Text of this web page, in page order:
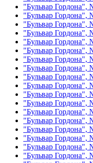
"Бульвар Гордона",
"Бульвар Гордона",
"Бульвар Гордона",
"Бульвар Гордона",
"Бульвар Гордона",
"Бульвар Гордона",
"Бульвар Гордона",
"Бульвар Гордона",
"Бульвар Гордона",
"Бульвар Гордона",
"Бульвар Гордона",
"Бульвар Гордона",
"Бульвар Гордона",
"Бульвар Гордона",
"Бульвар Гордона",
"Бульвар Гордона",
"Бульвар Гордона",
"Бульвар Гордона",